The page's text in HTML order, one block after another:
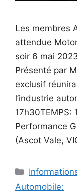
Les membres
attendue
soir 6 mai
Présenté par
exclusif
l’industrie
17h30TEMPS:
Performance
(Ascot Vale,
Catégories
Automobile: